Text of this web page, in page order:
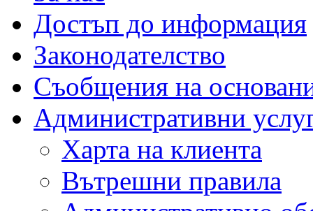
Достъп до информация
Законодателство
Съобщения на
Административни
Харта на клиента
Вътрешни правила